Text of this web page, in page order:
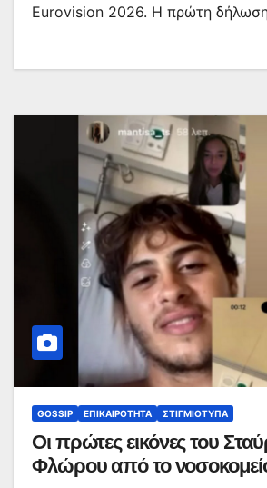
Eurovision 2026. Η πρώτη
GOSSIP ΕΠΙΚΑΙΡΌΤΗΤΑ ΣΤΙΓΜΙΌΤΥΠΑ
Οι πρώτες εικόνες του
Φλώρου από το